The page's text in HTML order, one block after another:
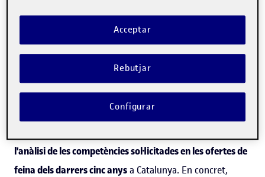
l'anàlisi de les tendències ocupacionals i proporciona
xifres clau i dades essencials a partir del contingut de les
ofertes de feina publicades a Catalunya.
El darrer estudi del baròmetre, presentat el 4 de juliol,
mostra quin és l'abast de la transformació digital en la
l'anàlisi de les competències sol·licitades en les ofertes de
feina dels darrers cinc anysa Catalunya. En concret,
Rebutjar
Acceptar
Configurar